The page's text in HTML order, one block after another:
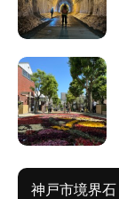
神戸市境界石